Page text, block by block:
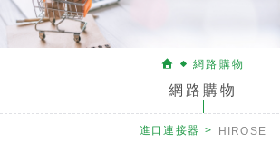
網路購物
網路購物
進口連接器 HIROSE